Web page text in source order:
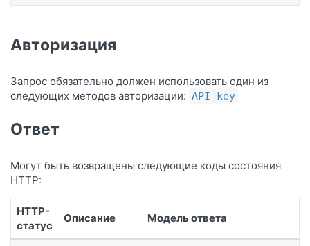
Авторизация
Запрос обязательно должен использовать один из
следующих методов авторизации: API key
Ответ
Могут быть возвращены следующие коды состояния
HTTP:
HTTP-
статус
Описание Модель ответа